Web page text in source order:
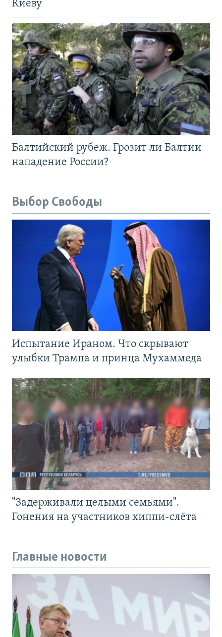
Киеву
Балтийский рубеж. Грозит ли Балтии
нападение России?
Выбор Свободы
Испытание Ираном. Что скрывают
улыбки Трампа и принца Мухаммеда
"Задерживали целыми семьями".
Гонения на участников хиппи-слёта
Главные новости